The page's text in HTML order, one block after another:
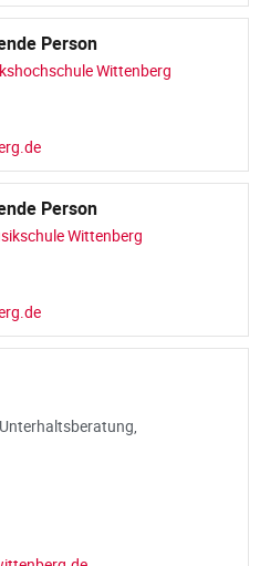
Person
Wittenberg
Person
Wittenberg